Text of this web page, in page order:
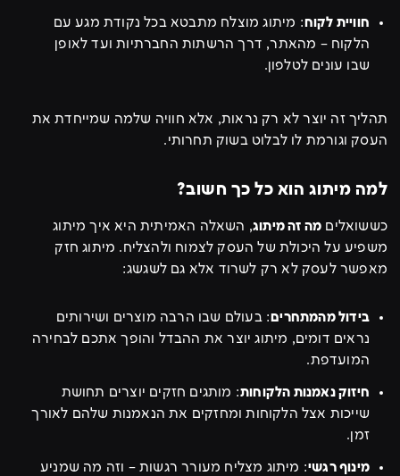
חוויית לקוח: מיתוג מוצלח מתבטא בכל נקודת מגע עם
הלקוח – מהאתר, דרך הרשתות החברתיות ועד לאופן
שבו עונים לטלפון.
תהליך זה יוצר לא רק נראות, אלא חוויה שלמה שמייחדת את
העסק וגורמת לו לבלוט בשוק תחרותי.
למה מיתוג הוא כל כך חשוב?
כששואלים מה זה מיתוג, השאלה האמיתית היא איך מיתוג
משפיע על היכולת של העסק לצמוח ולהצליח. מיתוג חזק
מאפשר לעסק לא רק לשרוד אלא גם לשגשג:
בידול מהמתחרים: בעולם שבו הרבה מוצרים ושירותים
נראים דומים, מיתוג יוצר את ההבדל והופך אתכם לבחירה
המועדפת.
חיזוק נאמנות הלקוחות: מותגים חזקים יוצרים תחושת
שייכות אצל הלקוחות ומחזקים את הנאמנות שלהם לאורך
זמן.
מינוף רגשי: מיתוג מצליח מעורר רגשות – וזה מה שמניע